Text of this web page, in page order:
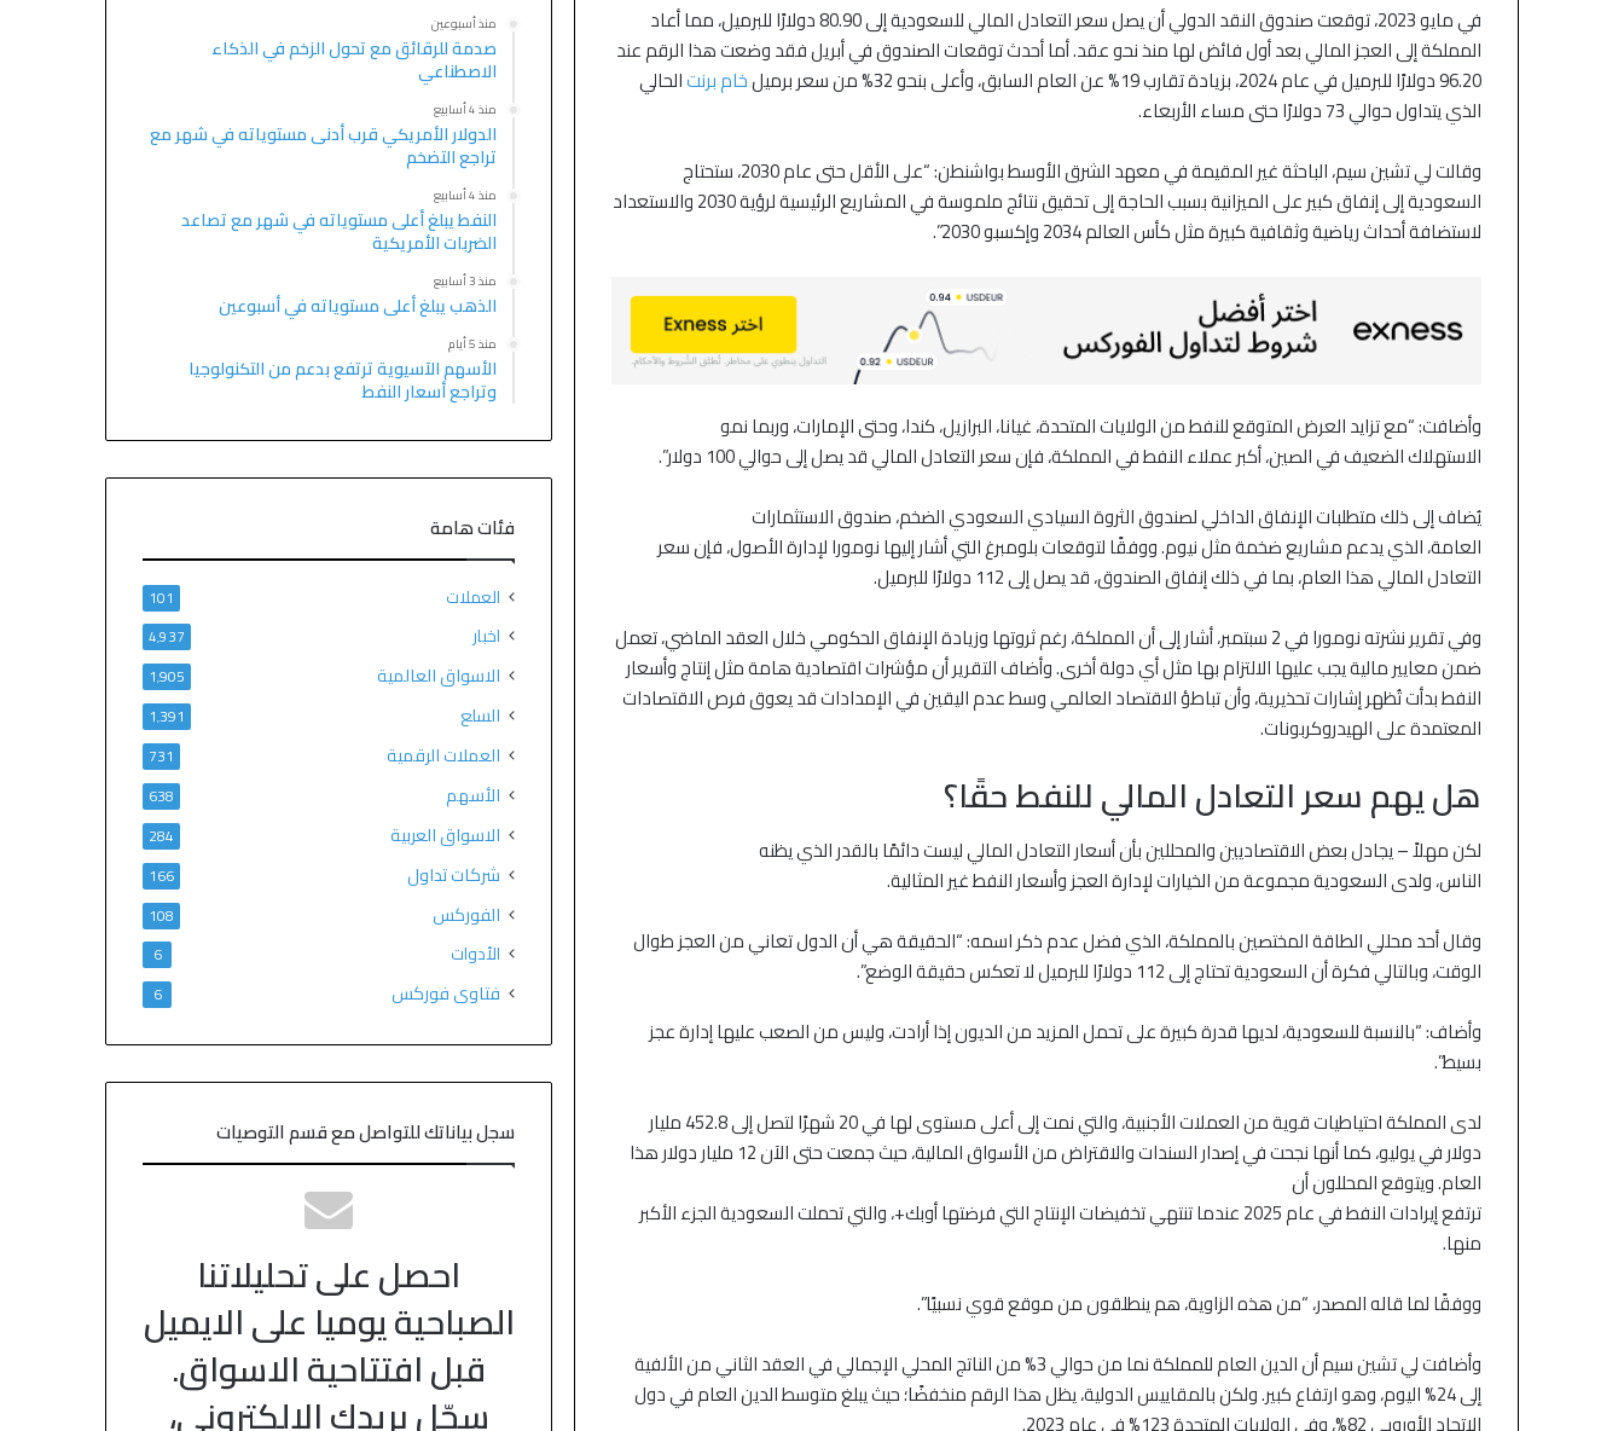
في مايو 2023، توقعت صندوق النقد الدولي أن يصل سعر التعادل المالي للسعودية إلى 80.90 دولارًا للبرميل، مما أعاد
المملكة إلى العجز المالي بعد أول فائض لها منذ نحو عقد. أما أحدث توقعات الصندوق في أبريل فقد وضعت هذا الرقم عند
96.20 دولارًا للبرميل في عام 2024، بزيادة تقارب 19% عن العام السابق، وأعلى بنحو 32% من سعر برميل
خام برنتالحالي
الذي يتداول حوالي 73 دولارًا حتى مساء الأربعاء.
وقالت لي تشين سيم، الباحثة غير المقيمة في معهد الشرق الأوسط بواشنطن: “على الأقل حتى عام 2030، ستحتاج
السعودية إلى إنفاق كبير على الميزانية بسبب الحاجة إلى تحقيق نتائج ملموسة في المشاريع الرئيسية لرؤية 2030 والاستعداد
لاستضافة أحداث رياضية وثقافية كبيرة مثل كأس العالم 2034 وإكسبو 2030”.
وأضافت: “مع تزايد العرض المتوقع للنفط من الولايات المتحدة، غيانا، البرازيل، كندا، وحتى الإمارات، وربما نمو
الاستهلاك الضعيف في الصين، أكبر عملاء النفط في المملكة، فإن سعر التعادل المالي قد يصل إلى حوالي 100 دولار”.
يُضاف إلى ذلك متطلبات الإنفاق الداخلي لصندوق الثروة السيادي السعودي الضخم، صندوق الاستثمارات
العامة، الذي يدعم مشاريع ضخمة مثل نيوم. ووفقًا لتوقعات بلومبرغ التي أشار إليها نومورا لإدارة الأصول، فإن سعر
التعادل المالي هذا العام، بما في ذلك إنفاق الصندوق، قد يصل إلى 112 دولارًا للبرميل.
وفي تقرير نشرته نومورا في 2 سبتمبر، أشار إلى أن المملكة، رغم ثروتها وزيادة الإنفاق الحكومي خلال العقد الماضي، تعمل
ضمن معايير مالية يجب عليها الالتزام بها مثل أي دولة أخرى. وأضاف التقرير أن مؤشرات اقتصادية هامة مثل إنتاج وأسعار
النفط بدأت تُظهر إشارات تحذيرية، وأن تباطؤ الاقتصاد العالمي وسط عدم اليقين في الإمدادات قد يعوق فرص الاقتصادات
المعتمدة على الهيدروكربونات.
هل يهم سعر التعادل المالي للنفط حقًا؟
لكن مهلاً – يجادل بعض الاقتصاديين والمحللين بأن أسعار التعادل المالي ليست دائمًا بالقدر الذي يظنه
الناس، ولدى السعودية مجموعة من الخيارات لإدارة العجز وأسعار النفط غير المثالية.
وقال أحد محللي الطاقة المختصين بالمملكة، الذي فضل عدم ذكر اسمه: “الحقيقة هي أن الدول تعاني من العجز طوال
الوقت، وبالتالي فكرة أن السعودية تحتاج إلى 112 دولارًا للبرميل لا تعكس حقيقة الوضع”.
وأضاف: “بالنسبة للسعودية، لديها قدرة كبيرة على تحمل المزيد من الديون إذا أرادت، وليس من الصعب عليها إدارة عجز
بسيط”.
لدى المملكة احتياطيات قوية من العملات الأجنبية، والتي نمت إلى أعلى مستوى لها في 20 شهرًا لتصل إلى 452.8 مليار
دولار في يوليو، كما أنها نجحت في إصدار السندات والاقتراض من الأسواق المالية، حيث جمعت حتى الآن 12 مليار دولار هذا
العام. ويتوقع المحللون أن
ترتفع إيرادات النفط في عام 2025 عندما تنتهي تخفيضات الإنتاج التي فرضتها أوبك+، والتي تحملت السعودية الجزء الأكبر
منها.
ووفقًا لما قاله المصدر، “من هذه الزاوية، هم ينطلقون من موقع قوي نسبيًا”.
وأضافت لي تشين سيم أن الدين العام للمملكة نما من حوالي 3% من الناتج المحلي الإجمالي في العقد الثاني من الألفية
إلى 24% اليوم، وهو ارتفاع كبير. ولكن بالمقاييس الدولية، يظل هذا الرقم منخفضًا؛ حيث يبلغ متوسط الدين العام في دول
الاتحاد الأوروبي 82%، وفي الولايات المتحدة 123% في عام 2023.
منذ أسبوعين
صدمة للرقائق مع تحول الزخم في الذكاء
الاصطناعي
منذ 4 أسابيع
الدولار الأمريكي قرب أدنى مستوياته في شهر مع
تراجع التضخم
منذ 4 أسابيع
النفط يبلغ أعلى مستوياته في شهر مع تصاعد
الضربات الأمريكية
منذ 3 أسابيع
الذهب يبلغ أعلى مستوياته في أسبوعين
منذ 5 أيام
الأسهم الآسيوية ترتفع بدعم من التكنولوجيا
وتراجع أسعار النفط
فئات هامة
العملات 101
اخبار 4٬937
الاسواق العالمية 1٬905
السلع 1٬391
العملات الرقمية 731
الأسهم 638
الاسواق العربية 284
شركات تداول 166
الفوركس 108
الأدوات 6
فتاوى فوركس 6
سجل بياناتك للتواصل مع قسم التوصيات
احصل على تحليلاتنا
الصباحية يوميا على الايميل
قبل افتتاحية الاسواق.
سجّل بريدك الالكتروني،